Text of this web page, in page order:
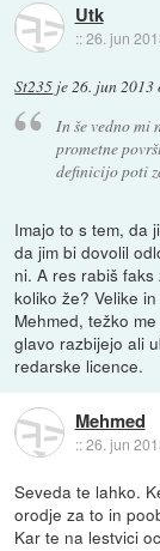
Utk
::26. jun
St235 je26. jun 2013
In še vedno mi
prometne
definicijo poti
Imajo to s tem, da
da jim bi dovolil
ni. A res rabiš
koliko že? Velike
Mehmed, težko
glavo razbijejo ali
redarske licence.
Mehmed
::26. jun
Seveda te lahko.
orodje za to in
Kar te na lestvici